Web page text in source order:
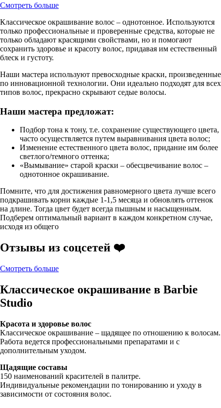
Смотреть больше
Классическое окрашивание волос – однотонное. Используются
только профессиональные и проверенные средства, которые не
только обладают красящими свойствами, но и помогают
сохранить здоровье и красоту волос, придавая им естественный
блеск и густоту.
Наши мастера используют превосходные краски, произведенные
по инновационной технологии. Они идеально подходят для всех
типов волос, прекрасно скрывают седые волосы.
Наши мастера предложат:
Подбор тона к тону, т.е. сохранение существующего цвета,
часто осуществляется путем выравнивания цвета волос;
Изменение естественного цвета волос, придание им более
светлого/темного оттенка;
«Вымывание» старой краски – обесцвечивание волос –
однотонное окрашивание.
Помните, что для достижения равномерного цвета лучше всего
подкрашивать корни каждые 1-1,5 месяца и обновлять оттенок
на длине. Тогда цвет будет всегда пышным и насыщенным.
Подберем оптимальный вариант в каждом конкретном случае,
исходя из общего
Отзывы из соцсетей ❤️
Смотреть больше
Классическое окрашивание в Barbie
Studio
Красота и здоровье волос
Классическое окрашивание – щадящее по отношению к волосам.
Работа ведется профессиональными препаратами и с
дополнительным уходом.
Щадящие составы
150 наименований красителей в палитре.
Индивидуальные рекомендации по тонированию и уходу в
зависимости от состояния волос.